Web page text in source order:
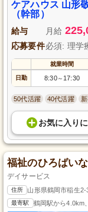
で、ご利用者さま一人
る毎日を創っていく仲
ケアハウス 山形
（幹部）
給与 月給
応募要件必須: 理学
就業時間
日勤 8:30～ 17:30
50代活躍 40代活躍
お気に入り に
福祉のひろばい
デイサービス
住所 山形県鶴岡市稲生2-
最寄駅 鶴岡駅から4.0km